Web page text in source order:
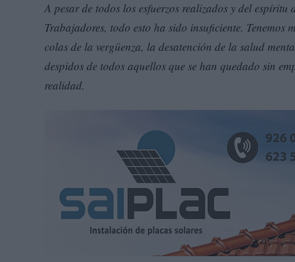
A pesar de todos los esfuerzos realizados y del
Trabajadores, todo esto ha sido insuficiente. Tenemos
colas de la vergüenza, la desatención de la salud
despidos de todos aquellos que se han quedado sin
realidad.